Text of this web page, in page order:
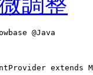
@Java
extends